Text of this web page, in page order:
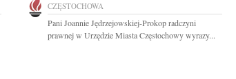
CZĘSTOCHOWA
Pani Joannie Jędrzejowskiej-Prokop radczyni
prawnej w Urzędzie Miasta Częstochowy wyrazy...